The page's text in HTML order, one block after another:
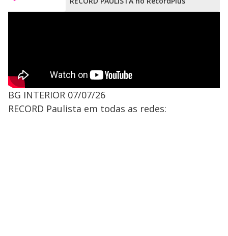
BG INTERIOR 07/07/26
RECORD Paulista em todas as redes: